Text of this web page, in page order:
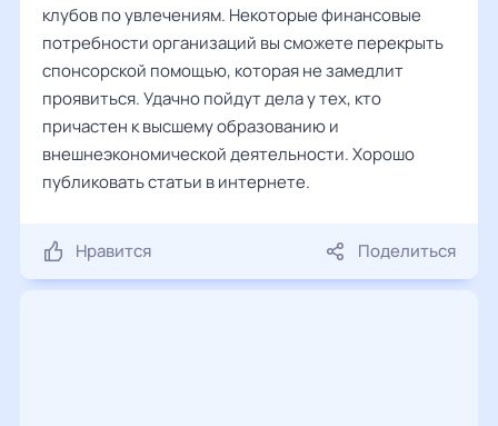
клубов по увлечениям. Некоторые финансовые
потребности организаций вы сможете перекрыть
спонсорской помощью, которая не замедлит
проявиться. Удачно пойдут дела у тех, кто
причастен к высшему образованию и
внешнеэкономической деятельности. Хорошо
публиковать статьи в интернете.
Нравится Поделиться